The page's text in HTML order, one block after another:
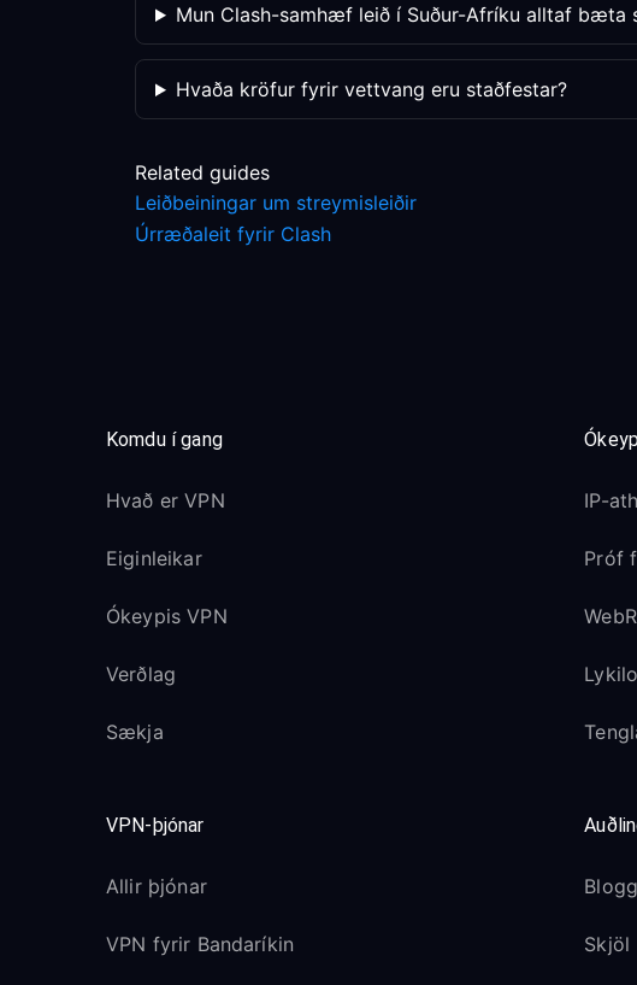
Mun Clash-samhæf leið í Suður-Afríku alltaf bæta
Hvaða kröfur fyrir vettvang eru staðfestar?
Related guides
Leiðbeiningar um streymisleiðir
Úrræðaleit fyrir Clash
Komdu í gang
Hvað er VPN
Eiginleikar
Ókeypis VPN
Verðlag
Sækja
IP-
Próf
VPN-þjónar
Allir þjónar
VPN fyrir Bandaríkin
Blogg
Skjöl